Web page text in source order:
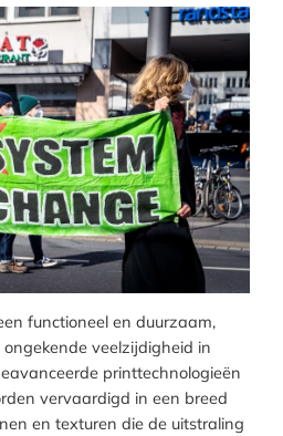
functioneel en duurzaam,
veelzijdigheid in
printtechnologieën
vervaardigd in een breed
en texturen die de uitstraling